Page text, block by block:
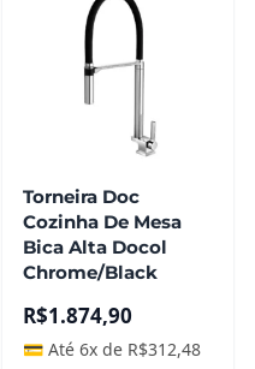
Torneira Doc
Cozinha De Mesa
Bica Alta Docol
Chrome/Black
R$1.874,90
💳 Até 6x de R$312,48